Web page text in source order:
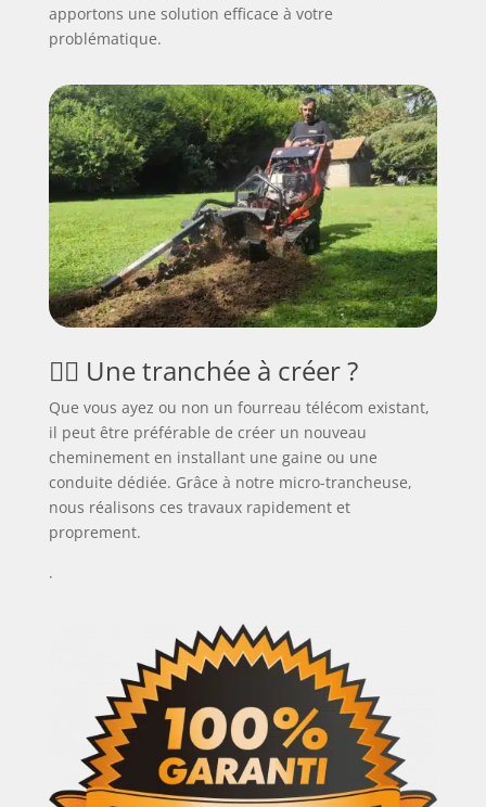
apportons une solution efficace à votre
problématique.
👷‍♂️ Une tranchée à créer ?
Que vous ayez ou non un fourreau télécom existant,
il peut être préférable de créer un nouveau
cheminement en installant une gaine ou une
conduite dédiée. Grâce à notre micro-trancheuse,
nous réalisons ces travaux rapidement et
proprement.
.